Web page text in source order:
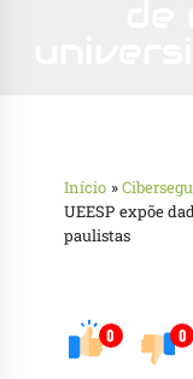
Início »
UEESP expõe
paulistas
0 0